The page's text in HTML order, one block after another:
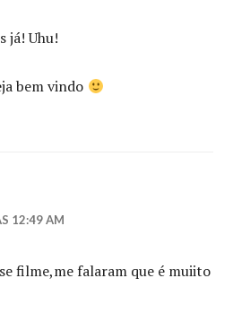
já! Uhu!
bem vindo
12:49 AM
filme,me falaram que é muiito